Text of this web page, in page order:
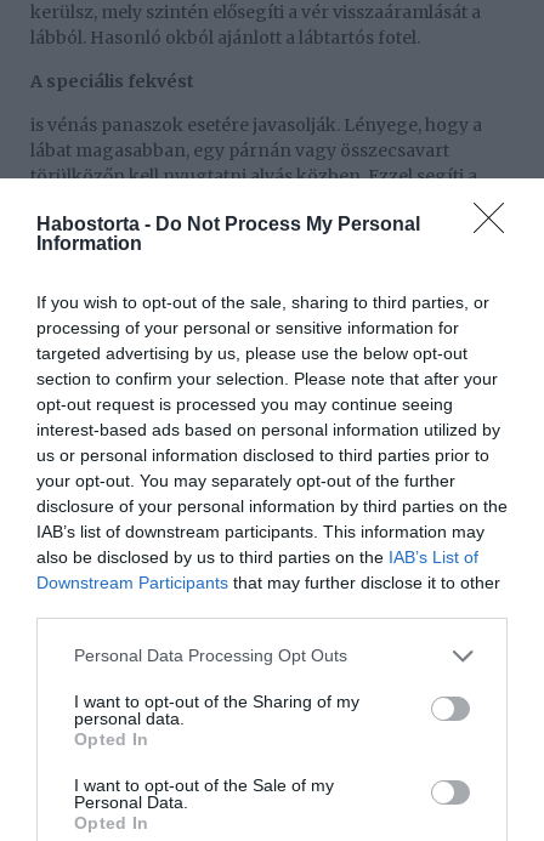
Habostorta - Do Not Process My Personal
Information
If you wish to opt-out of the sale, sharing to third parties, or
processing of your personal or sensitive information for
targeted advertising by us, please use the below opt-out
section to confirm your selection. Please note that after your
opt-out request is processed you may continue seeing
interest-based ads based on personal information utilized by
us or personal information disclosed to third parties prior to
your opt-out. You may separately opt-out of the further
disclosure of your personal information by third parties on the
IAB’s list of downstream participants. This information may
also be disclosed by us to third parties on the IAB’s List of
Downstream Participants that may further disclose it to other
Please note that this website/app uses one or more Google
not limited to your visit or usage behaviour. You may click to
grant or deny consent to Google and its third-party tags to
use your data for below specified purposes in below Google
consent section.
Personal Data Processing Opt Outs
I want to opt-out of the Sharing of my
personal data.
Opted In
I want to opt-out of the Sale of my
Personal Data.
Opted In
kerülsz, mely szintén elősegíti a vér visszaáramlását a
lábból. Hasonló okból ajánlott a lábtartós fotel.
A speciális fekvést
is vénás panaszok esetére javasolják. Lényege, hogy a
lábat magasabban, egy párnán vagy összecsavart
törülközőn kell nyugtatni alvás közben. Ezzel segíti a
Óránként álljon fel
sétálgatással, lábemelgetéssel. Megoldás lehet a végtagi
keringés gyors felfrissítésére az is, ha húszpercenként
az íróasztal alatt lábfejkörzéseket, lábszárkörzéseket
végez.
A YouTube-on rengeteg vénás tornagyakorlat található.
Ha figyelmesen követed és megtanulod azokat a
gyakorlatokat, amelyek a legjobban tetszenek,
hasznodra fognak válni.
Megosztás: Facebook Twitter Pinterest
Címkék: ülőmunka,vénatorna,lábfej
Korábbi bejegyzések Következő bejegyzés
HASONLÓ BEJEGYZÉSEK